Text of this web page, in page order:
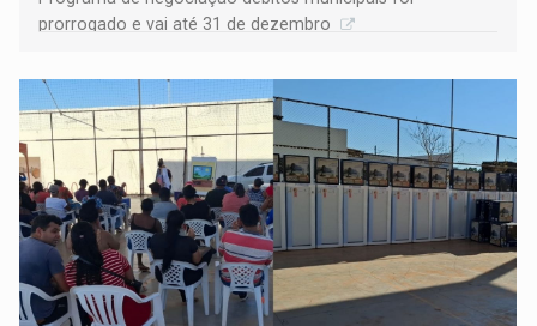
prorrogado e vai até 31 de dezembro